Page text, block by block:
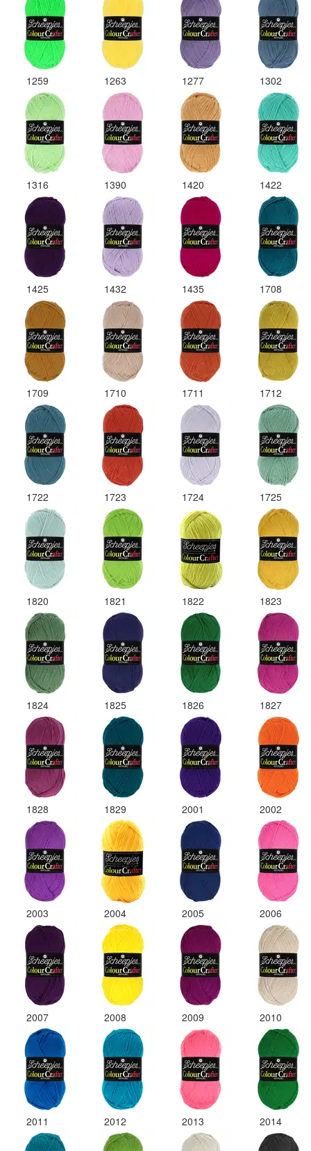
1259 1263 1277 1302
1316 1390 1420 1422
1425 1432 1435 1708
1709 1710 1711 1712
1722 1723 1724 1725
1820 1821 1822 1823
1824 1825 1826 1827
1828 1829 2001 2002
2003 2004 2005 2006
2007 2008 2009 2010
2011 2012 2013 2014